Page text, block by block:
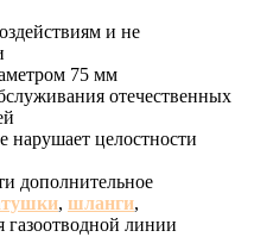
и не
75 мм
отечественных
нарушает целостности
дополнительное
, шланги,
газоотводной линии